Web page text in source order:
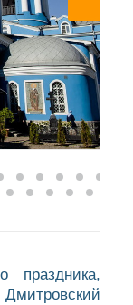
праздника,